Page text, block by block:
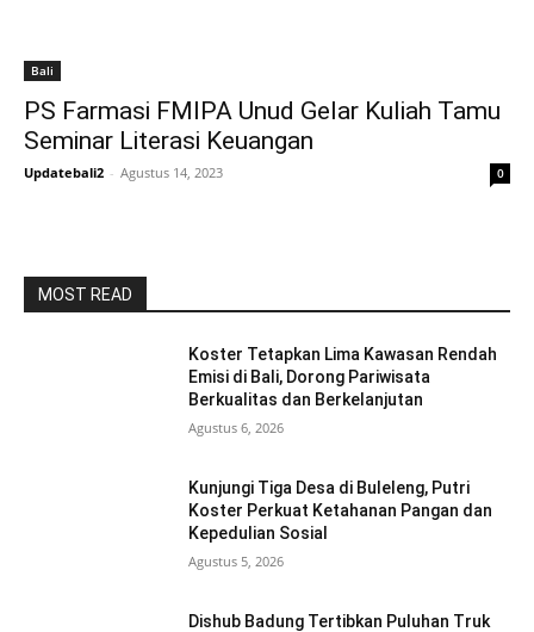
Bali
PS Farmasi FMIPA Unud Gelar Kuliah Tamu
Seminar Literasi Keuangan
Updatebali2 - Agustus 14, 2023 0
MOST READ
Koster Tetapkan Lima Kawasan Rendah
Emisi di Bali, Dorong Pariwisata
Berkualitas dan Berkelanjutan
Agustus 6, 2026
Kunjungi Tiga Desa di Buleleng, Putri
Koster Perkuat Ketahanan Pangan dan
Kepedulian Sosial
Agustus 5, 2026
Dishub Badung Tertibkan Puluhan Truk